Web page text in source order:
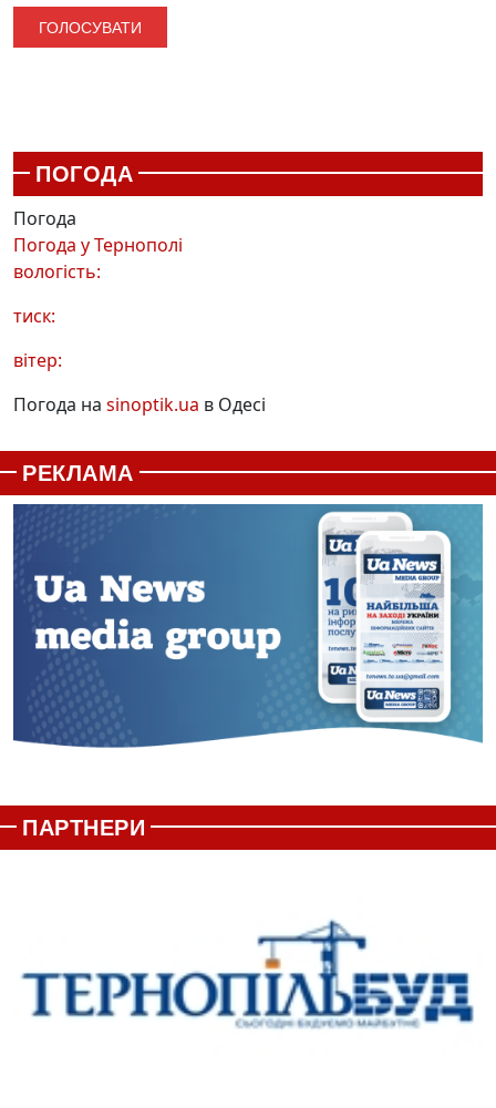
ПОГОДА
Погода
Погода уТернополі
вологість:
тиск:
вітер:
Погода на sinoptik.ua в Одесі
РЕКЛАМА
ПАРТНЕРИ